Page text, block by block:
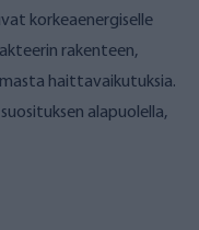
korkeaenergiselle
rakenteen,
haittavaikutuksia.
alapuolella,